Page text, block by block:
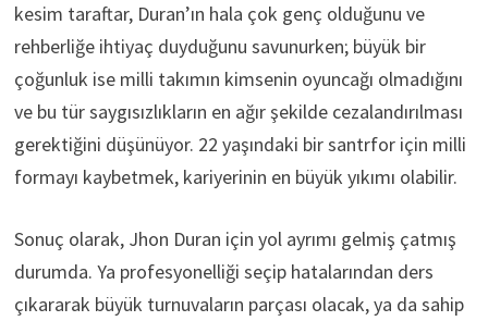
kesim taraftar, Duran’ın hala çok genç olduğunu ve
rehberliğe ihtiyaç duyduğunu savunurken; büyük bir
çoğunluk ise milli takımın kimsenin oyuncağı olmadığını
ve bu tür saygısızlıkların en ağır şekilde cezalandırılması
gerektiğini düşünüyor. 22 yaşındaki bir santrfor için milli
formayı kaybetmek, kariyerinin en büyük yıkımı olabilir.
Sonuç olarak, Jhon Duran için yol ayrımı gelmiş çatmış
durumda. Ya profesyonelliği seçip hatalarından ders
çıkararak büyük turnuvaların parçası olacak, ya da sahip